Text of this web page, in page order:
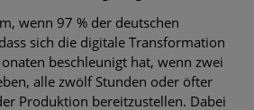
wenn 97 % der deutschen
sich die digitale Transformation
beschleunigt hat, wenn zwei
alle zwölf Stunden oder öfter
Produktion bereitzustellen. Dabei